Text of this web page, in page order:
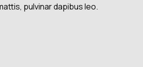
pulvinar dapibus leo.